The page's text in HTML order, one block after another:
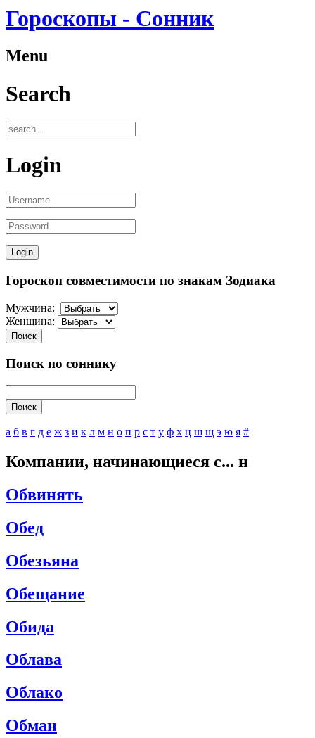
Гороскопы - Сонник
Menu
Search
Login
Гороскоп совместимости по знакам Зодиака
Мужчина:
Женщина:
Поиск
Поиск по соннику
Поиск
а б в г д е ж з и к л м н о п р с т у ф х ц ш щ э ю я #
Компании, начинающиеся с... н
Обвинять
Обед
Обезьяна
Обещание
Обида
Облава
Облако
Обман